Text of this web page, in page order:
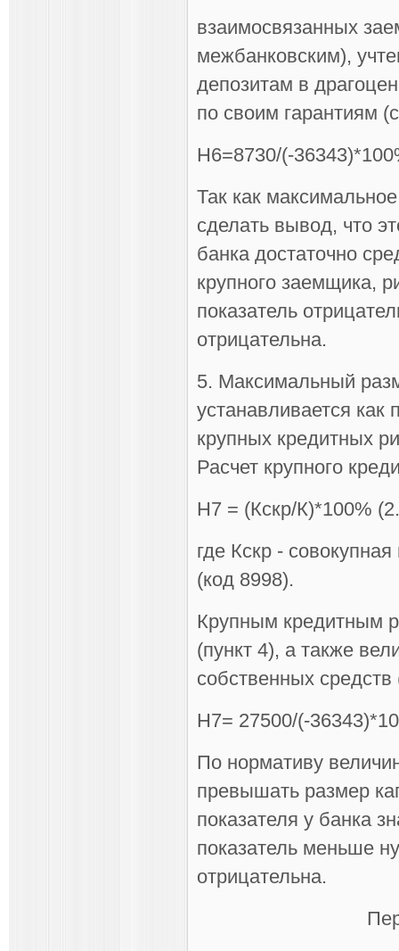
взаимосвязанных
межбанковским),
депозитам в
по своим гарантиям
Н6=8730/(-
Так как
сделать вывод, что
банка достаточно
крупного заемщика,
показатель
отрицательна.
5. Максимальный
устанавливается
крупных кредитных
Расчет крупного
Н7 = (Кскр/К)*100%
где Кскр -
(код 8998).
Крупным кредитным
(пункт 4), а также
собственных
Н7= 27500/(-
По нормативу
превышать размер
показателя у банка
показатель меньше
отрицательна.